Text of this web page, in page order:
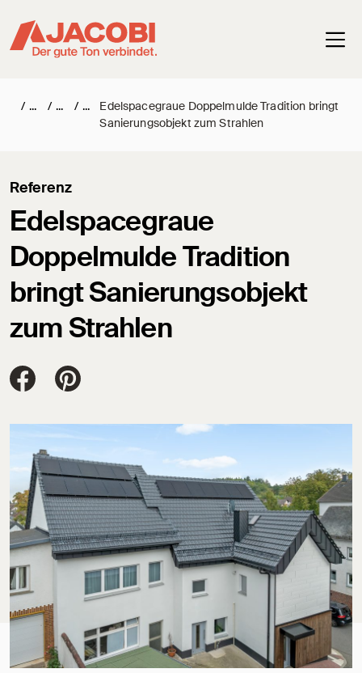
/ / /
Edelspacegraue Doppelmulde Tradition bringt
Sanierungsobjekt zum Strahlen
Edelspacegraue
Doppelmulde Tradition
bringt Sanierungsobjekt
zum Strahlen
Referenz
Jacobi Dachziegel auf FaceBook
Jacobi Dachziegel auf Pinterest